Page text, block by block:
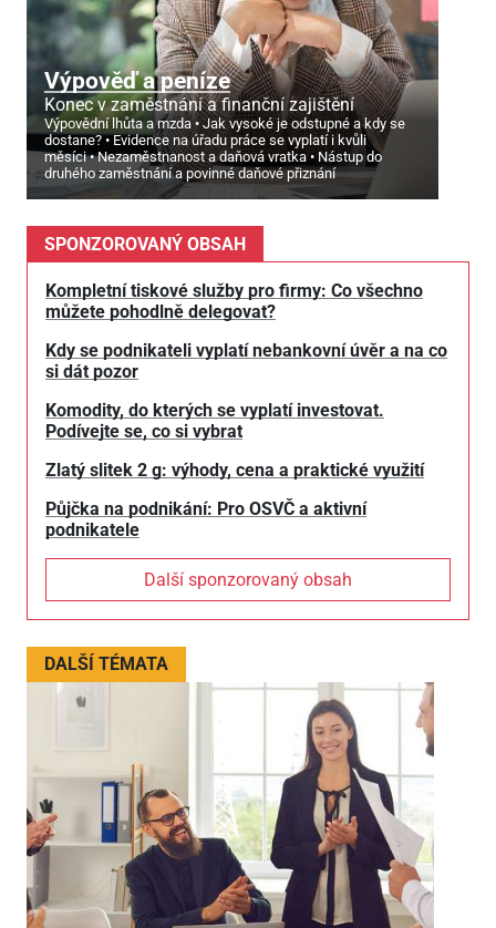
Výpověď a peníze
Konec v zaměstnání a finanční zajištění
Výpovědní lhůta a mzda
Jak vysoké je odstupné a kdy se
dostane?
Evidence na úřadu práce se vyplatí i kvůli
měsíci
Nezaměstnanost a daňová vratka
Nástup do
druhého zaměstnání a povinné daňové přiznání
SPONZOROVANÝ OBSAH
Kompletní tiskové služby pro firmy: Co všechno
můžete pohodlně delegovat?
Kdy se podnikateli vyplatí nebankovní úvěr a na co
si dát pozor
Komodity, do kterých se vyplatí investovat.
Podívejte se, co si vybrat
Zlatý slitek 2 g: výhody, cena a praktické využití
Půjčka na podnikání: Pro OSVČ a aktivní
podnikatele
Další sponzorovaný obsah
DALŠÍ TÉMATA